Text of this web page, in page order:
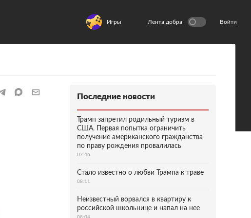
Игры Лента добра Войти
Последние новости
Трамп запретил родильный туризм в
США. Первая попытка ограничить
получение американского гражданства
по праву рождения провалилась
07:46
Стало известно о любви Трампа к траве
08:11
Неизвестный ворвался в квартиру к
российской школьнице и напал на нее
08:04